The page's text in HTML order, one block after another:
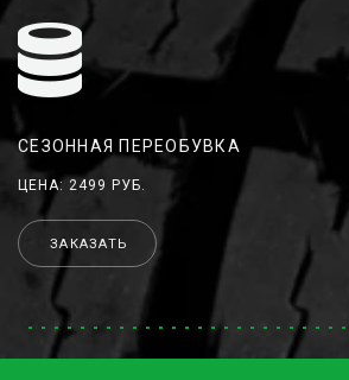
СЕЗОННАЯ ПЕРЕОБУВКА
ЦЕНА: 2499 РУБ.
ЗАКАЗАТЬ